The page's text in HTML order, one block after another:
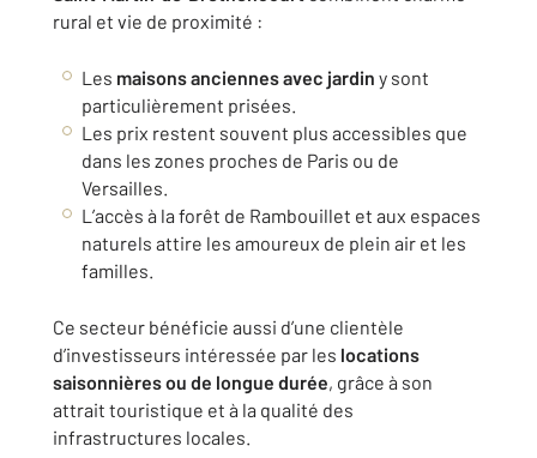
rural et vie de proximité :
Les maisons anciennes avec jardin y sont
particulièrement prisées.
Les prix restent souvent plus accessibles que
dans les zones proches de Paris ou de
Versailles.
L’accès à la forêt de Rambouillet et aux espaces
naturels attire les amoureux de plein air et les
familles.
Ce secteur bénéficie aussi d’une clientèle
d’investisseurs intéressée par les locations
saisonnières ou de longue durée, grâce à son
attrait touristique et à la qualité des
infrastructures locales.